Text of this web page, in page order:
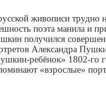
живописи трудно
поэта манила и
получился
Александра
ребёнок» 1802-го
«взрослые»